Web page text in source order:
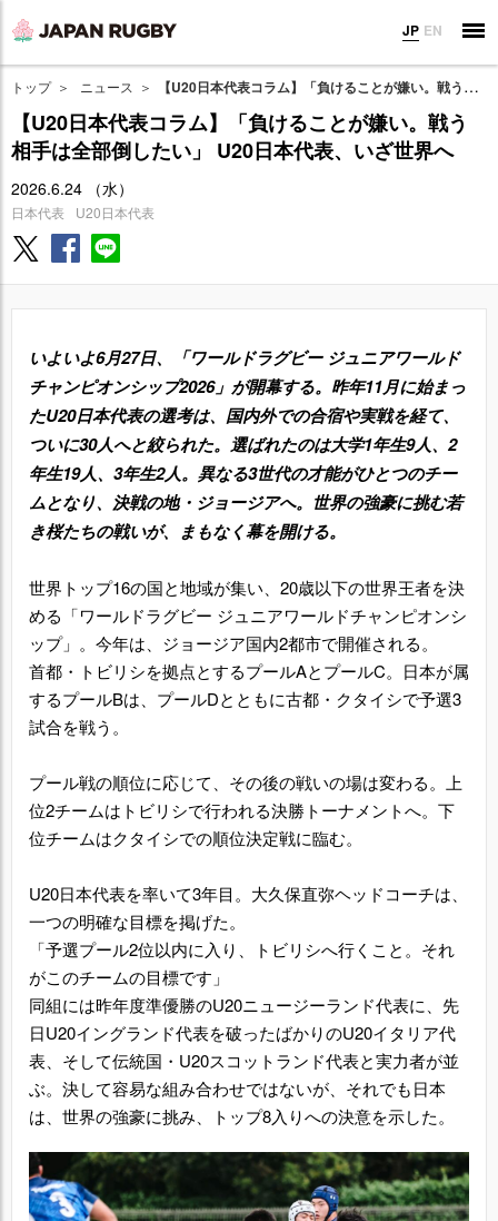
JP EN
トップ ニュース 【U20日本代表コラム】「負けることが嫌い。戦う相手は全部倒したい」 U20日本代表、いざ世界へ
【U20日本代表コラム】「負けることが嫌い。戦う
相手は全部倒したい」 U20日本代表、いざ世界へ
2026.6.24 （水）
日本代表 U20日本代表
いよいよ6月27日、「ワールドラグビー ジュニアワールド
チャンピオンシップ2026」が開幕する。昨年11月に始まっ
たU20日本代表の選考は、国内外での合宿や実戦を経て、
ついに30人へと絞られた。選ばれたのは大学1年生9人、2
年生19人、3年生2人。異なる3世代の才能がひとつのチー
ムとなり、決戦の地・ジョージアへ。世界の強豪に挑む若
き桜たちの戦いが、まもなく幕を開ける。
世界トップ16の国と地域が集い、20歳以下の世界王者を決
める「ワールドラグビー ジュニアワールドチャンピオンシ
ップ」。今年は、ジョージア国内2都市で開催される。
首都・トビリシを拠点とするプールAとプールC。日本が属
するプールBは、プールDとともに古都・クタイシで予選3
試合を戦う。
プール戦の順位に応じて、その後の戦いの場は変わる。上
位2チームはトビリシで行われる決勝トーナメントへ。下
位チームはクタイシでの順位決定戦に臨む。
U20日本代表を率いて3年目。大久保直弥ヘッドコーチは、
一つの明確な目標を掲げた。
「予選プール2位以内に入り、トビリシへ行くこと。それ
がこのチームの目標です」
同組には昨年度準優勝のU20ニュージーランド代表に、先
日U20イングランド代表を破ったばかりのU20イタリア代
表、そして伝統国・U20スコットランド代表と実力者が並
ぶ。決して容易な組み合わせではないが、それでも日本
は、世界の強豪に挑み、トップ8入りへの決意を示した。